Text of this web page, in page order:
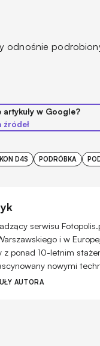
odnośnie
w Google?
D4S PODRÓBKA
serwisu
i w
z ponad 10-letnim
nowymi
AUTORA